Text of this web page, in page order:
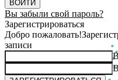
Вы забыли свой пароль?
Зарегистрироваться
Добро пожаловать!
записи